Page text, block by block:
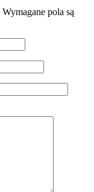
Wymagane pola są